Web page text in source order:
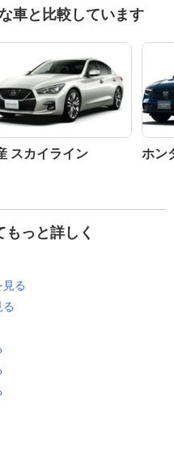
車と比較しています
スカイライン ホン
っと詳しく
る